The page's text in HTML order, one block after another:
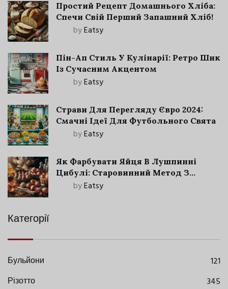
Простий Рецепт Домашнього Хліба:
Спечи Свій Перший Запашний Хліб!
byEatsy
Пін-Ап Стиль У Кулінарії: Ретро Шик
Із Сучасним Акцентом
byEatsy
Страви Для Перегляду Євро 2024:
Смачні Ідеї Для Футбольного Свята
byEatsy
Як Фарбувати Яйця В Лушпинні
Цибулі: Старовинний Метод З
Сучасними Нюансами
byEatsy
Категорії
Бульйони
121
Різотто
345